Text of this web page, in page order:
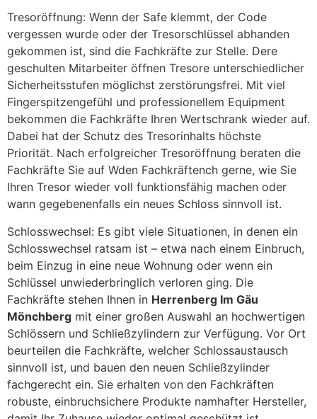
Tresoröffnung: Wenn der Safe klemmt, der Code
vergessen wurde oder der Tresorschlüssel abhanden
gekommen ist, sind die Fachkräfte zur Stelle. Dere
geschulten Mitarbeiter öffnen Tresore unterschiedlicher
Sicherheitsstufen möglichst zerstörungsfrei. Mit viel
Fingerspitzengefühl und professionellem Equipment
bekommen die Fachkräfte Ihren Wertschrank wieder auf.
Dabei hat der Schutz des Tresorinhalts höchste
Priorität. Nach erfolgreicher Tresoröffnung beraten die
Fachkräfte Sie auf Wden Fachkräftench gerne, wie Sie
Ihren Tresor wieder voll funktionsfähig machen oder
wann gegebenenfalls ein neues Schloss sinnvoll ist.
Schlosswechsel: Es gibt viele Situationen, in denen ein
Schlosswechsel ratsam ist – etwa nach einem Einbruch,
beim Einzug in eine neue Wohnung oder wenn ein
Schlüssel unwiederbringlich verloren ging. Die
Fachkräfte stehen Ihnen in Herrenberg Im Gäu
Mönchberg mit einer großen Auswahl an hochwertigen
Schlössern und Schließzylindern zur Verfügung. Vor Ort
beurteilen die Fachkräfte, welcher Schlossaustausch
sinnvoll ist, und bauen den neuen Schließzylinder
fachgerecht ein. Sie erhalten von den Fachkräften
robuste, einbruchsichere Produkte namhafter Hersteller,